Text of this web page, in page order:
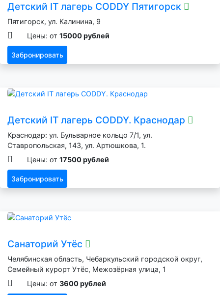
Детский IT лагерь CODDY Пятигорск
Пятигорск, ул. Калинина, 9
Цены: от 15000 рублей
Забронировать
Детский IT лагерь CODDY. Краснодар
Краснодар: ул. Бульварное кольцо 7/1, ул.
Ставропольская, 143, ул. Артюшкова, 1.
Цены: от 17500 рублей
Забронировать
Санаторий Утёс
Челябинская область, Чебаркульский городской округ,
Семейный курорт Утёс, Межозёрная улица, 1
Цены: от 3600 рублей